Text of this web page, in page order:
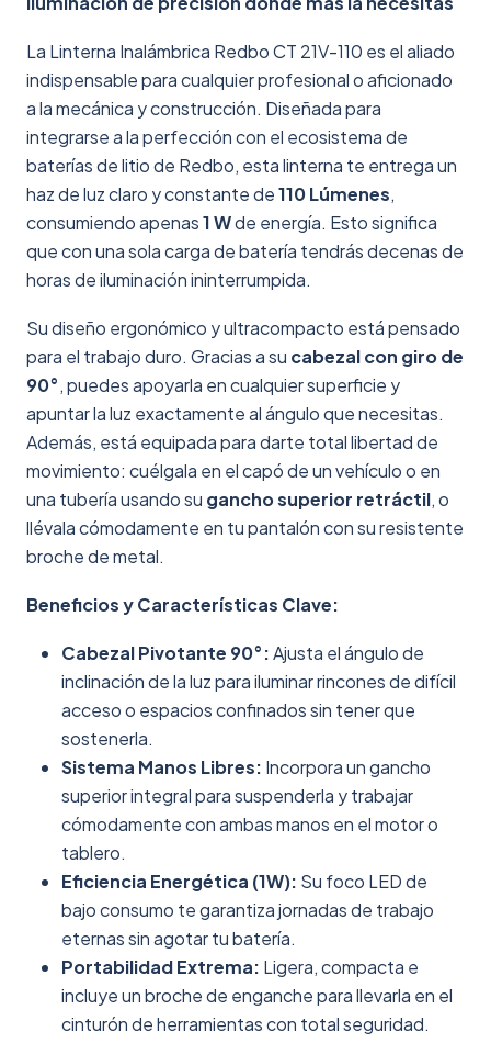
La Linterna Inalámbrica Redbo CT 21V-110 es el aliado
indispensable para cualquier profesional o aficionado
a la mecánica y construcción. Diseñada para
integrarse a la perfección con el ecosistema de
baterías de litio de Redbo, esta linterna te entrega un
haz de luz claro y constante de110 Lúmenes,
consumiendo apenas1 Wde energía. Esto significa
que con una sola carga de batería tendrás decenas de
horas de iluminación ininterrumpida.
Su diseño ergonómico y ultracompacto está pensado
para el trabajo duro. Gracias a su cabezal con giro de
90°, puedes apoyarla en cualquier superficie y
apuntar la luz exactamente al ángulo que necesitas.
Además, está equipada para darte total libertad de
movimiento: cuélgala en el capó de un vehículo o en
una tubería usando su gancho superior retráctil, o
llévala cómodamente en tu pantalón con su resistente
broche de metal.
Beneficios y Características Clave:
Cabezal Pivotante 90°:Ajusta el ángulo de
inclinación de la luz para iluminar rincones de difícil
acceso o espacios confinados sin tener que
sostenerla.
Sistema Manos Libres: Incorpora un gancho
superior integral para suspenderla y trabajar
cómodamente con ambas manos en el motor o
tablero.
Eficiencia Energética (1W): Su foco LED de
bajo consumo te garantiza jornadas de trabajo
eternas sin agotar tu batería.
Portabilidad Extrema: Ligera, compacta e
incluye un broche de enganche para llevarla en el
cinturón de herramientas con total seguridad.